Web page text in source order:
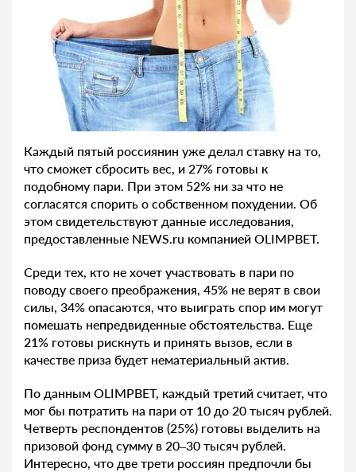
Каждый пятый россиянин уже делал ставку на то,
что сможет сбросить вес, и 27% готовы к
подобному пари. При этом 52% ни за что не
согласятся спорить о собственном похудении. Об
этом свидетельствуют данные исследования,
предоставленные NEWS.ru компанией OLIMPBET.
Среди тех, кто не хочет участвовать в пари по
поводу своего преображения, 45% не верят в свои
силы, 34% опасаются, что выиграть спор им могут
помешать непредвиденные обстоятельства. Еще
21% готовы рискнуть и принять вызов, если в
качестве приза будет нематериальный актив.
По данным OLIMPBET, каждый третий считает, что
мог бы потратить на пари от 10 до 20 тысяч рублей.
Четверть респондентов (25%) готовы выделить на
призовой фонд сумму в 20–30 тысяч рублей.
Интересно, что две трети россиян предпочли бы